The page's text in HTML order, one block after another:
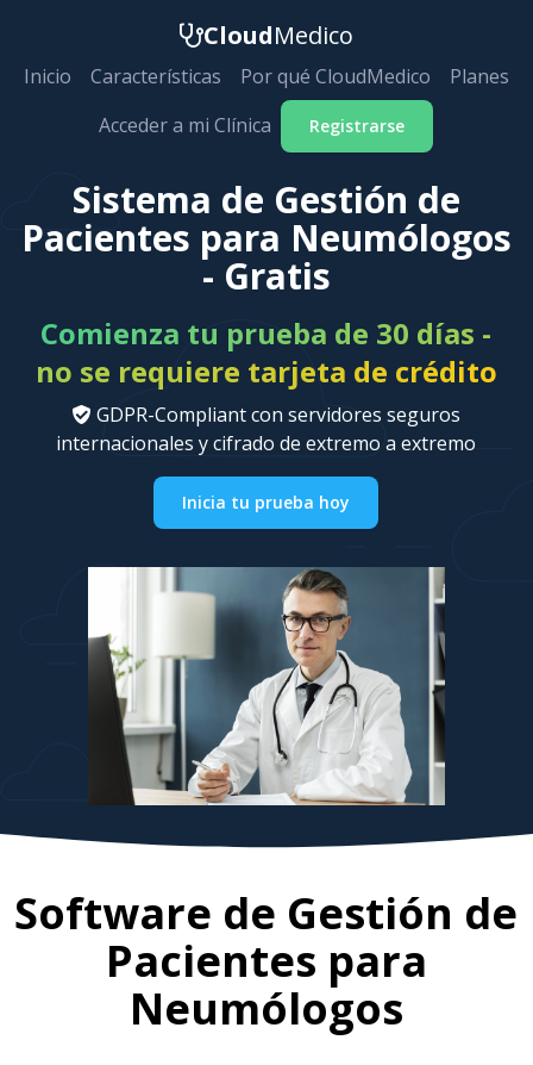
CloudMedico
Inicio Características Por qué CloudMedico
Planes
Acceder a mi Clínica
Registrarse
Sistema de Gestión de
Pacientes para Neumólogos
- Gratis
Comienza tu prueba de 30 días -
no se requiere tarjeta de crédito
GDPR-Compliant con servidores seguros
internacionales y cifrado de extremo a extremo
Inicia tu prueba hoy
Software de Gestión de
Pacientes para
Neumólogos